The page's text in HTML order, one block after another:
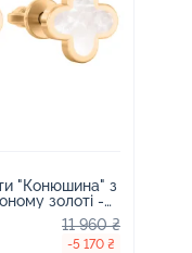
"Конюшина" з
золоті -
11 960 ₴
-5 170 ₴